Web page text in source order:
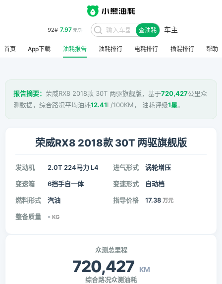
92# 7.97元/升 查油耗 车主
首页 App下载 油耗报告 油耗排行 电耗排行 插混排行 帮助
报告摘要： 荣威RX8 2018款 30T 两驱旗舰版，基于720,427公里众
测数据，综合路况平均油耗12.41L/100KM， 油耗评级1星。
荣威RX8 2018款 30T 两驱旗舰版
发动机 2.0T 224马力 L4 进气形式 涡轮增压
变速箱 6挡手自一体 变速形式 自动档
燃料形式 汽油 指导价格 17.38 万元
整备质量 - KG
众测总里程
720,427 KM
综合路况众测油耗